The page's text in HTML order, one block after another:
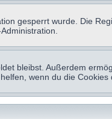
gesperrt wurde. Die
bleibst. Außerdem
wenn du die Cookies